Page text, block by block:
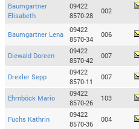
Baumgartner
Elisabeth
09422
8570-28
002
Baumgartner Lena
09422
8570-34
006
Diewald Doreen
09422
8570-42
007
Drexler Sepp
09422
8570-11
007
Ehrnböck Mario
09422
8570-26
103
Fuchs Kathrin
09422
8570-36
004